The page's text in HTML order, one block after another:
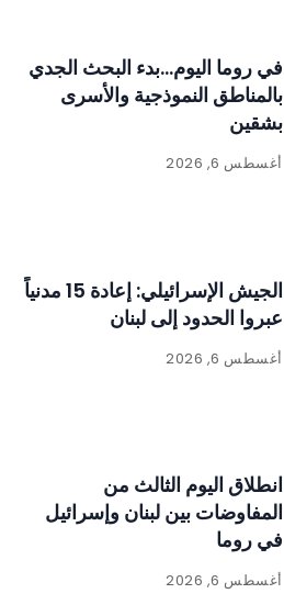
في روما اليوم…بدء البحث الجدي
بالمناطق النموذجية والأسرى
بشقين
أغسطس 6, 2026
الجيش الإسرائيلي: إعادة 15 مدنياً
عبروا الحدود إلى لبنان
أغسطس 6, 2026
انطلاق اليوم الثالث من
المفاوضات بين لبنان وإسرائيل
في روما
أغسطس 6, 2026